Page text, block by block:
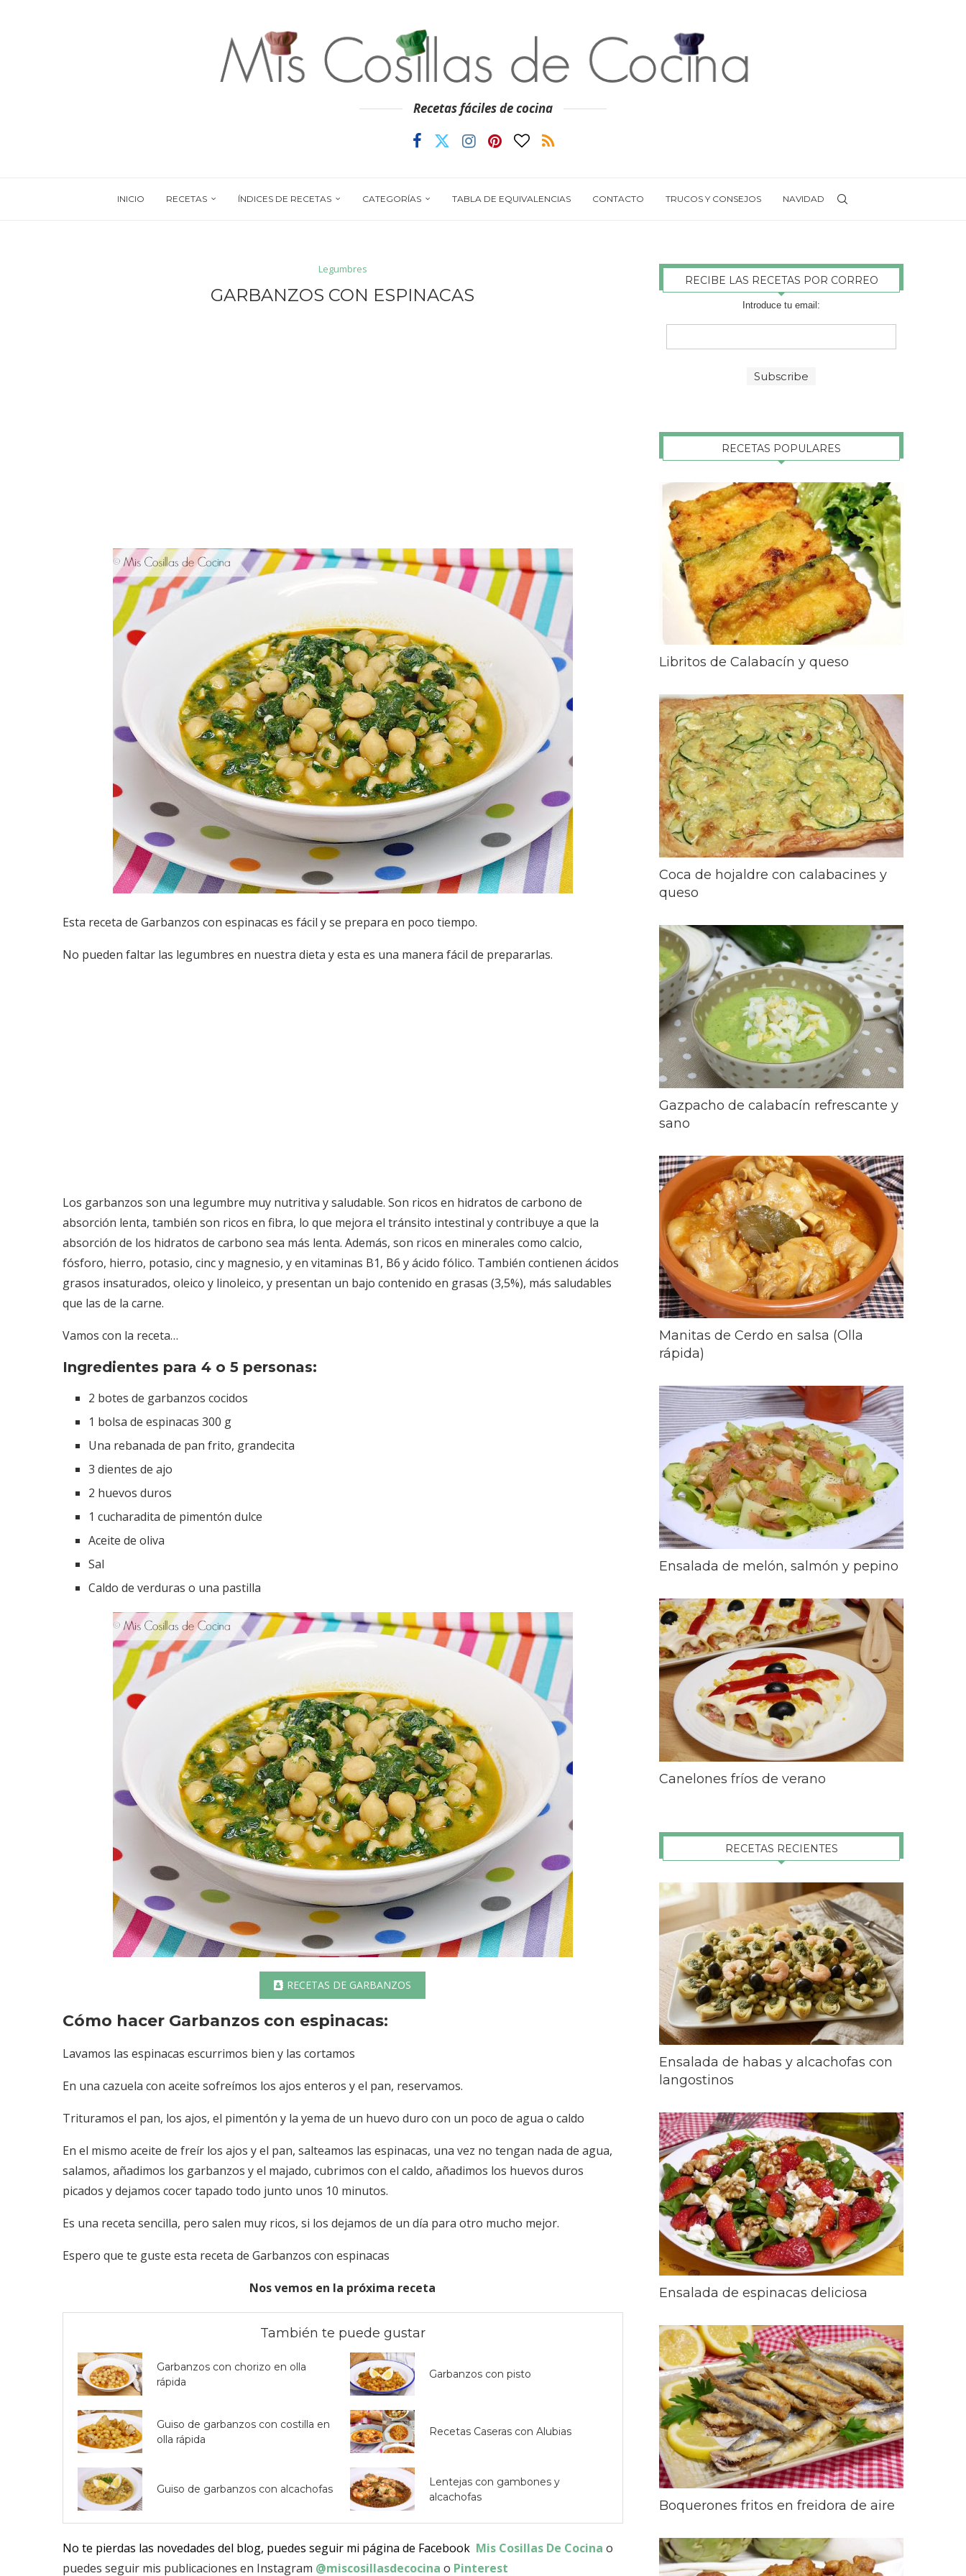
Recetas fáciles de cocina
INICIO RECETAS ÍNDICES DE RECETAS CATEGORÍAS TABLA DE EQUIVALENCIAS CONTACTO TRUCOS Y CONSEJOS NAVIDAD
Legumbres
GARBANZOS CON ESPINACAS
Esta receta de Garbanzos con espinacas es fácil y se prepara en poco tiempo.
No pueden faltar las legumbres en nuestra dieta y esta es una manera fácil de prepararlas.
Los garbanzos son una legumbre muy nutritiva y saludable. Son ricos en hidratos de carbono de
absorción lenta, también son ricos en fibra, lo que mejora el tránsito intestinal y contribuye a que la
absorción de los hidratos de carbono sea más lenta. Además, son ricos en minerales como calcio,
fósforo, hierro, potasio, cinc y magnesio, y en vitaminas B1, B6 y ácido fólico. También contienen ácidos
grasos insaturados, oleico y linoleico, y presentan un bajo contenido en grasas (3,5%), más saludables
que las de la carne.
Vamos con la receta…
Ingredientes para 4 o 5 personas:
2 botes de garbanzos cocidos
1 bolsa de espinacas 300 g
Una rebanada de pan frito, grandecita
3 dientes de ajo
2 huevos duros
1 cucharadita de pimentón dulce
Aceite de oliva
Sal
Caldo de verduras o una pastilla
RECETAS DE GARBANZOS
Cómo hacer Garbanzos con espinacas:
Lavamos las espinacas escurrimos bien y las cortamos
En una cazuela con aceite sofreímos los ajos enteros y el pan, reservamos.
Trituramos el pan, los ajos, el pimentón y la yema de un huevo duro con un poco de agua o caldo
En el mismo aceite de freír los ajos y el pan, salteamos las espinacas, una vez no tengan nada de agua,
salamos, añadimos los garbanzos y el majado, cubrimos con el caldo, añadimos los huevos duros
picados y dejamos cocer tapado todo junto unos 10 minutos.
Es una receta sencilla, pero salen muy ricos, si los dejamos de un día para otro mucho mejor.
Espero que te guste esta receta de Garbanzos con espinacas
Nos vemos en la próxima receta
También te puede gustar
Garbanzos con chorizo en olla
rápida
Garbanzos con pisto
Guiso de garbanzos con costilla en
olla rápida
Recetas Caseras con Alubias
Guiso de garbanzos con alcachofas
Lentejas con gambones y
alcachofas
No te pierdas las novedades del blog, puedes seguir mi página de Facebook Mis Cosillas De Cocina o
puedes seguir mis publicaciones en Instagram @miscosillasdecocina o Pinterest
RECIBE LAS RECETAS POR CORREO
Introduce tu email:
RECETAS POPULARES
Libritos de Calabacín y queso
Coca de hojaldre con calabacines y
queso
Gazpacho de calabacín refrescante y
sano
Manitas de Cerdo en salsa (Olla
rápida)
Ensalada de melón, salmón y pepino
Canelones fríos de verano
RECETAS RECIENTES
Ensalada de habas y alcachofas con
langostinos
Ensalada de espinacas deliciosa
Boquerones fritos en freidora de aire